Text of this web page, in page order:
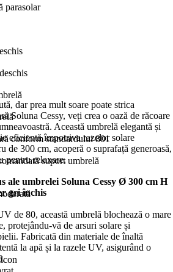
parasolar
conform standardului 801
suport umbrelă
dar prea mult soare poate strica
Soluna Cessy, veți crea o oază de răcoare
Această umbrelă elegantă și
eficientă împotriva razelor solare
de 300 cm, acoperă o suprafață generoasă,
pentru relaxare.
ale umbrelei Soluna Cessy Ø 300 cm H
gri închis
de 80, această umbrelă blochează o mare
protejându-vă de arsuri solare și
Fabricată din materiale de înaltă
la apă și la razele UV, asigurând o